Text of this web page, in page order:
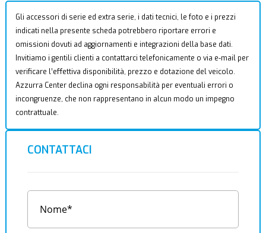
Gli accessori di serie ed extra serie, i dati tecnici, le foto e i prezzi
indicati nella presente scheda potrebbero riportare errori e
omissioni dovuti ad aggiornamenti e integrazioni della base dati.
Invitiamo i gentili clienti a contattarci telefonicamente o via e-mail per
verificare l’effettiva disponibilità, prezzo e dotazione del veicolo.
Azzurra Center declina ogni responsabilità per eventuali errori o
incongruenze, che non rappresentano in alcun modo un impegno
contrattuale.
CONTATTACI